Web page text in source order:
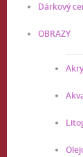
Dárkový
OBRAZY